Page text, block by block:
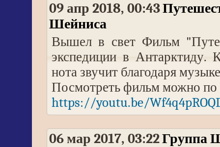
09 апр 2018, 00:43
Шейниса
Вышел в свет Фильм
экспедиции в Антарктиду.
нота звучит благодаря
Посмотреть фильм можно по
https://youtu.be/
06 мар 2017, 03:22Группа